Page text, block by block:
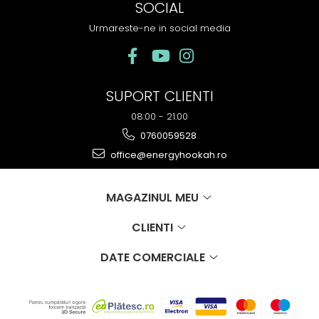
SOCIAL
Urmareste-ne in social media
SUPORT CLIENTI
08:00 - 21:00
0760059528
office@energyhookah.ro
MAGAZINUL MEU
CLIENTI
DATE COMERCIALE